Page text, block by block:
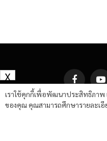
Facebook
เราใช้คุกกี้เพื่อพัฒนาประสิทธิภาพ
ของคุณ คุณสามารถศึกษารายละเอี
X